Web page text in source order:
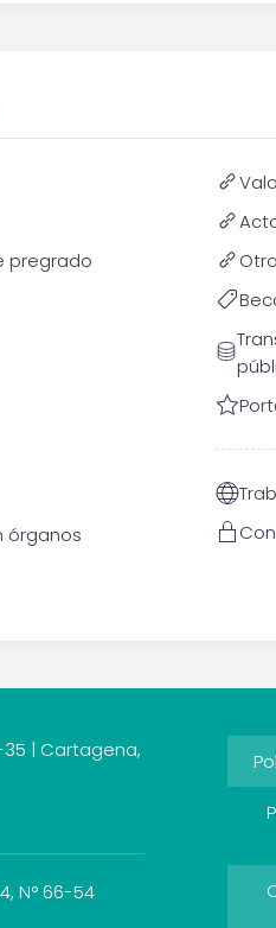
pregrado
órganos
| Cartagena,
N° 66-54